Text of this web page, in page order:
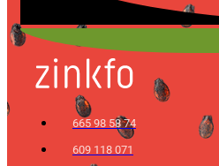
665 98 58 74
609 118 071